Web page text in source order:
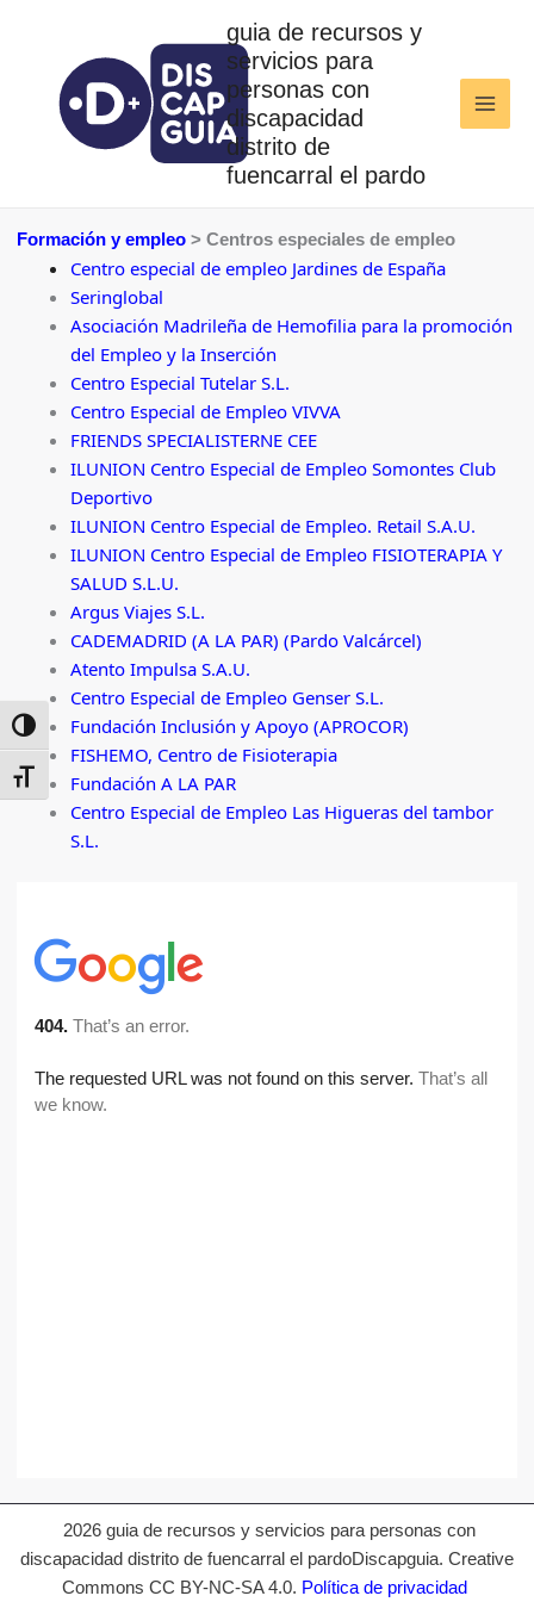
ALTERNAR ALTO CONTRASTE
ALTERNAR TAMAÑO DE LETRA
al
contenido
guia de recursos y
servicios para
personas con
discapacidad
distrito de
fuencarral el pardo
Formación y empleo > Centros especiales de empleo
Centro especial de empleo Jardines de España
Seringlobal
Asociación Madrileña de Hemofilia para la promoción
del Empleo y la Inserción
Centro Especial Tutelar S.L.
Centro Especial de Empleo VIVVA
FRIENDS SPECIALISTERNE CEE
ILUNION Centro Especial de Empleo Somontes Club
Deportivo
ILUNION Centro Especial de Empleo. Retail S.A.U.
ILUNION Centro Especial de Empleo FISIOTERAPIA Y
SALUD S.L.U.
Argus Viajes S.L.
CADEMADRID (A LA PAR) (Pardo Valcárcel)
Atento Impulsa S.A.U.
Centro Especial de Empleo Genser S.L.
Fundación Inclusión y Apoyo (APROCOR)
FISHEMO, Centro de Fisioterapia
Fundación A LA PAR
Centro Especial de Empleo Las Higueras del tambor
S.L.
2026 guia de recursos y servicios para personas con
discapacidad distrito de fuencarral el pardoDiscapguia. Creative
Commons CC BY-NC-SA 4.0. Política de privacidad